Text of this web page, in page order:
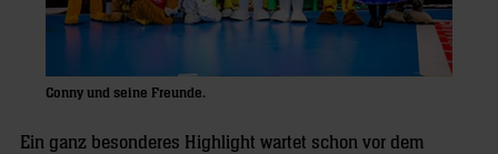
Conny und seine Freunde.
Ein ganz besonderes Highlight wartet schon vor dem